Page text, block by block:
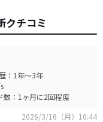
クチコミ
：1年～3年
数：1ヶ月に2回程度
2026/3/16（月）10:44